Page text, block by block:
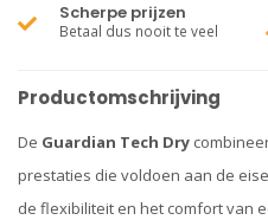
Scherpe prijzen
Betaal dus nooit te veel
Productomschrijving
De Guardian Tech Dry
prestaties die voldoen aan de
de flexibiliteit en het comfort van